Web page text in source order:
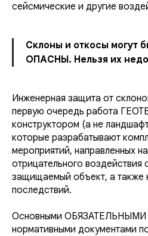
сейсмические и другие
Склоны и откосы могут
ОПАСНЫ. Нельзя их
Инженерная защита от
первую очередь работа
конструктором (а не
которые разрабатывают
мероприятий, направленных
отрицательного воздействия
защищаемый объект, а также
последствий.
Основными ОБЯЗАТЕЛЬНЫМИ
нормативными документами